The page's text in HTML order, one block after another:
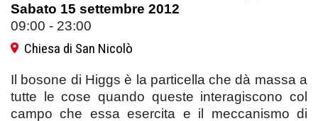
Sabato 15 settembre 2012
09:00 - 23:00
Chiesa di San Nicolò
Il bosone di Higgs è la particella che dà massa a
tutte le cose quando queste interagiscono col
campo che essa esercita e il meccanismo di